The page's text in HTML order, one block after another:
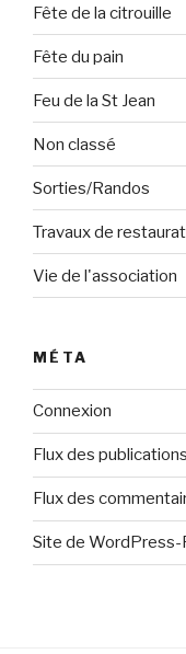
Fête de la citrouille
Fête du pain
Feu de la St Jean
Non classé
Sorties/Randos
Travaux de
Vie de l'association
MÉTA
Connexion
Flux des publications
Flux des
Site de WordPress-